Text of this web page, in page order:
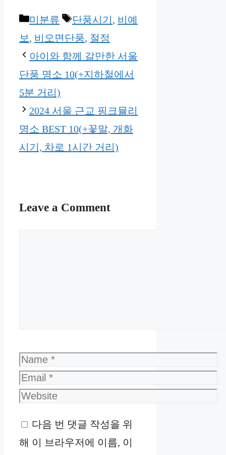
Categories
미분류 Tags
단풍시기 , 비예
보, 비오면단풍, 절정
아이와 함께 갈만한 서울
단풍 명소 10(+지하철에서
5분 거리)
2024 서울 근교 핑크뮬리
명소 BEST 10(+꽃말, 개화
시기, 차로 1시간 거리)
Leave a Comment
Name
Email
Website
다음 번 댓글 작성을 위
해 이 브라우저에 이름, 이